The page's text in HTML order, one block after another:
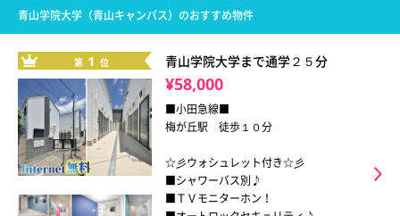
青山学院大学（青山キャンパス）のおすすめ物件
第 1 位 青山学院大学まで通学２５分
¥58,000
■小田急線■
梅が丘駅 徒歩１０分
☆彡ウォシュレット付き☆彡
■シャワーバス別♪
■ＴＶモニターホン！